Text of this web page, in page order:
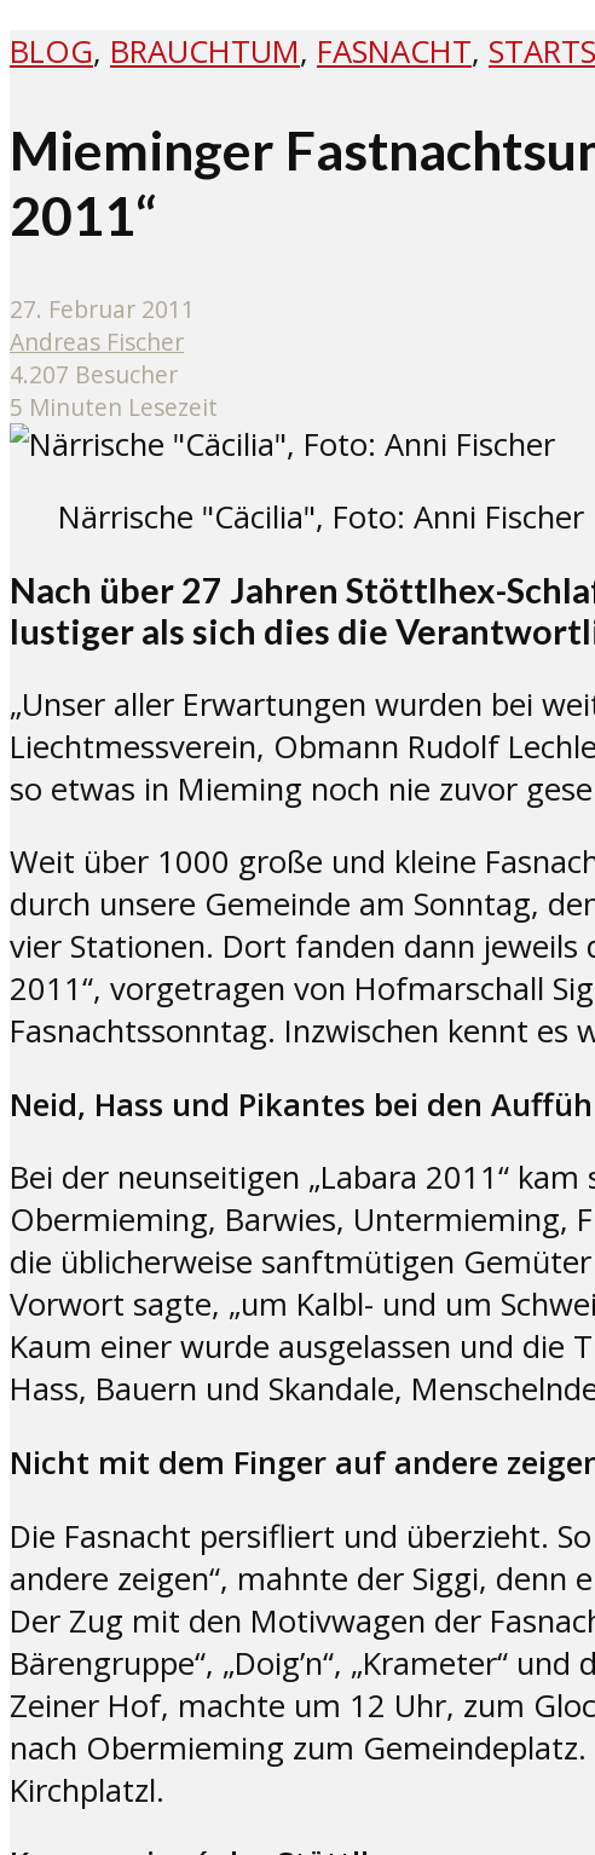
BLOG, BRAUCHTUM, FASNACHT,
Mieminger
2011“
27. Februar 2011
Andreas Fischer
4.207 Besucher
5 Minuten Lesezeit
Närrische "Cäcilia", Foto: Anni Fischer
Nach über 27 Jahren Stöttlhex-
lustiger als sich dies die
„Unser aller Erwartungen wurden bei
Liechtmessverein, Obmann Rudolf
so etwas in Mieming noch nie zuvor
Weit über 1000 große und kleine
durch unsere Gemeinde am Sonntag,
vier Stationen. Dort fanden dann
2011“, vorgetragen von Hofmarschall
Fasnachtssonntag. Inzwischen kennt es
Neid, Hass und Pikantes bei den
Bei der neunseitigen „Labara 2011“
Obermieming, Barwies, Untermieming,
die üblicherweise sanftmütigen
Vorwort sagte, „um Kalbl- und um
Kaum einer wurde ausgelassen und die
Hass, Bauern und Skandale,
Nicht mit dem Finger auf andere
Die Fasnacht persifliert und überzieht.
andere zeigen“, mahnte der Siggi, denn
Der Zug mit den Motivwagen der
Bärengruppe“, „Doig’n“, „Krameter“
Zeiner Hof, machte um 12 Uhr, zum
nach Obermieming zum
Kirchplatzl.